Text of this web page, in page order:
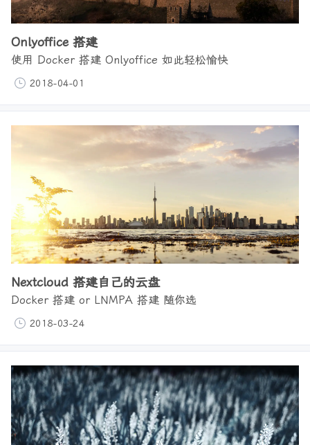
Onlyoffice 搭建
使用 Docker 搭建 Onlyoffice 如此轻松愉快
2018-04-01
Nextcloud 搭建自己的云盘
Docker 搭建 or LNMPA 搭建 随你选
2018-03-24